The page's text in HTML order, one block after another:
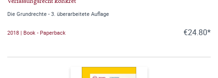
Die Grundrechte - 3. überarbeitete Auflage
2018 | Book - Paperback €24.80*